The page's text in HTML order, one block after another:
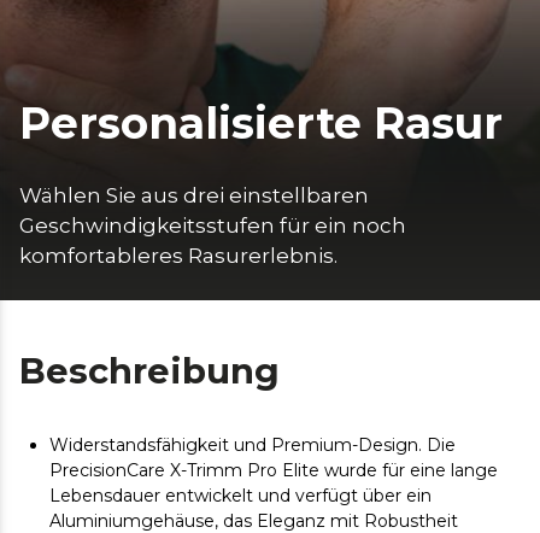
Personalisierte Rasur
Wählen Sie aus drei einstellbaren
Geschwindigkeitsstufen für ein noch
komfortableres Rasurerlebnis.
Beschreibung
Widerstandsfähigkeit und Premium-Design. Die
PrecisionCare X-Trimm Pro Elite wurde für eine lange
Lebensdauer entwickelt und verfügt über ein
Aluminiumgehäuse, das Eleganz mit Robustheit